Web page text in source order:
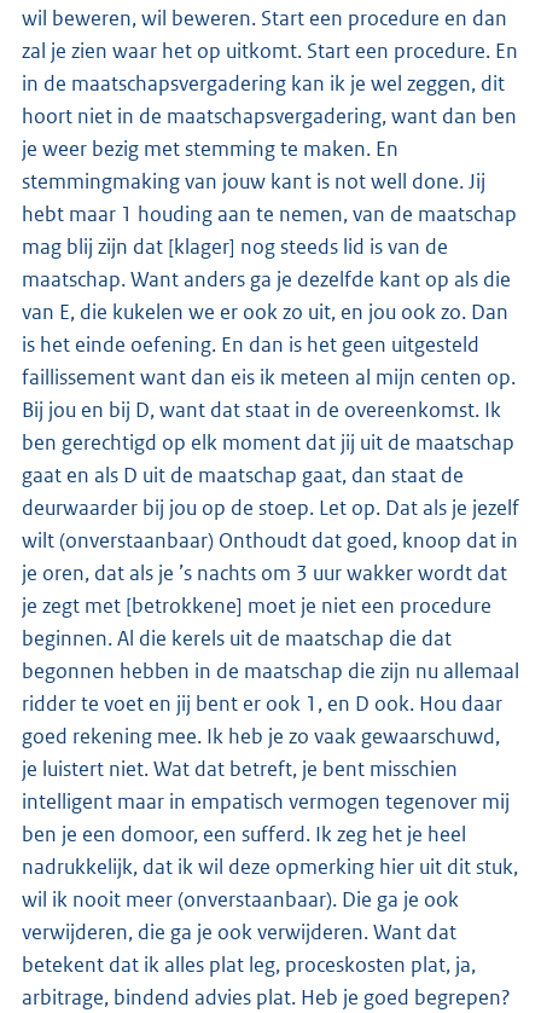
wil beweren, wil beweren. Start een procedure en dan
zal je zien waar het op uitkomt. Start een procedure. En
in de maatschapsvergadering kan ik je wel zeggen, dit
hoort niet in de maatschapsvergadering, want dan ben
je weer bezig met stemming te maken. En
stemmingmaking van jouw kant is not well done. Jij
hebt maar 1 houding aan te nemen, van de maatschap
mag blij zijn dat [klager] nog steeds lid is van de
maatschap. Want anders ga je dezelfde kant op als die
van E, die kukelen we er ook zo uit, en jou ook zo. Dan
is het einde oefening. En dan is het geen uitgesteld
faillissement want dan eis ik meteen al mijn centen op.
Bij jou en bij D, want dat staat in de overeenkomst. Ik
ben gerechtigd op elk moment dat jij uit de maatschap
gaat en als D uit de maatschap gaat, dan staat de
deurwaarder bij jou op de stoep. Let op. Dat als je jezelf
wilt (onverstaanbaar) Onthoudt dat goed, knoop dat in
je oren, dat als je ’s nachts om 3 uur wakker wordt dat
je zegt met [betrokkene] moet je niet een procedure
beginnen. Al die kerels uit de maatschap die dat
begonnen hebben in de maatschap die zijn nu allemaal
ridder te voet en jij bent er ook 1, en D ook. Hou daar
goed rekening mee. Ik heb je zo vaak gewaarschuwd,
je luistert niet. Wat dat betreft, je bent misschien
intelligent maar in empatisch vermogen tegenover mij
ben je een domoor, een sufferd. Ik zeg het je heel
nadrukkelijk, dat ik wil deze opmerking hier uit dit stuk,
wil ik nooit meer (onverstaanbaar). Die ga je ook
verwijderen, die ga je ook verwijderen. Want dat
betekent dat ik alles plat leg, proceskosten plat, ja,
arbitrage, bindend advies plat. Heb je goed begrepen?